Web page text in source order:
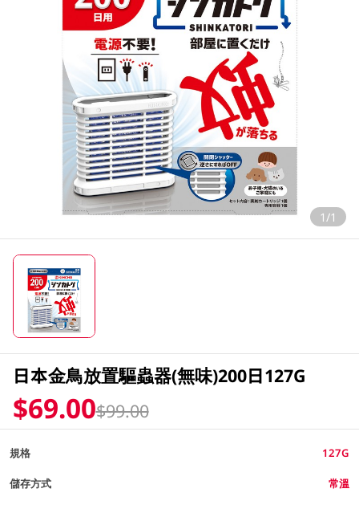
1/1
日本金鳥放置驅蟲器(無味)200日127G
$69.00$99.00
規格 127G
儲存方式 常溫